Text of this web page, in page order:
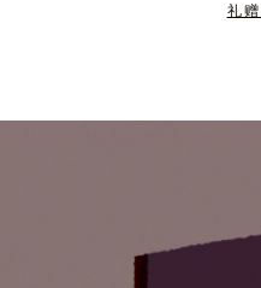
礼